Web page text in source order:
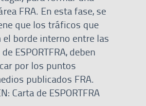
FRA. En esta fase, se
que los tráficos que
el borde interno entre las
ESPORTFRA, deben
por los puntos
publicados FRA.
Carta de ESPORTFRA